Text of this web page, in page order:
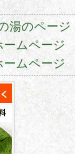
湯のページ
ームページ
ームページ